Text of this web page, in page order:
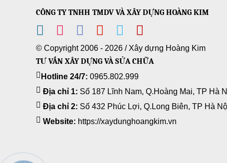
CÔNG TY TNHH TMDV VÀ XÂY DỰNG HOÀNG KIM
© Copyright 2006 - 2026 /Xây dựng Hoàng Kim
TƯ VẤN XÂY DỰNG VÀ SỬA CHỮA
Hotline 24/7: 0965.802.999
Địa chỉ 1: Số 187 Lĩnh Nam, Q.Hoàng Mai, TP Hà
Địa chỉ 2: Số 432 Phúc Lợi, Q.Long Biên, TP Hà
Website: https://xaydunghoangkim.vn